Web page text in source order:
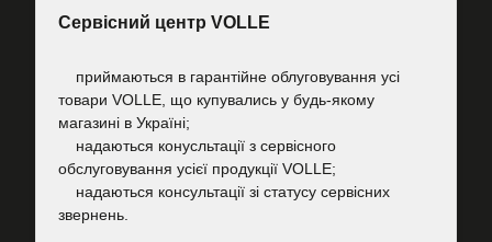
Сервісний центр VOLLE
приймаються в гарантійне облуговування усі
товари VOLLE, що купувались у будь-якому
магазині в Україні;
надаються конусльтації з сервісного
обслуговування усієї продукції VOLLE;
надаються консультації зі статусу сервісних
звернень.